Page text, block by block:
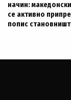
начин:
се активно
попис